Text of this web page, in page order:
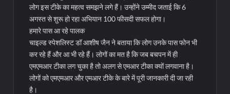
लोग इस टीके का महत्व समझने लगे हैं। उन्होंने उम्मीद जताई कि 6
अगस्त से शुरू हो रहा अभियान 100 फीसदी सफल होगा।
हमारे पास आ रहे पालक
चाइल्ड स्पेशलिस्ट डॉ आशीष जैन ने बताया कि लोग उनके पास फोन भी
कर रहे हैं और आ भी रहे हैं। लोगों का मत है कि जब बचपन में ही
एमएमआर टीका लग चुका है तो अलग से एमआर टीका क्यों लगवाना है।
लोगों को एमएमआर और एमआर टीके के बारे में पूरी जानकारी दी जा रही
है।